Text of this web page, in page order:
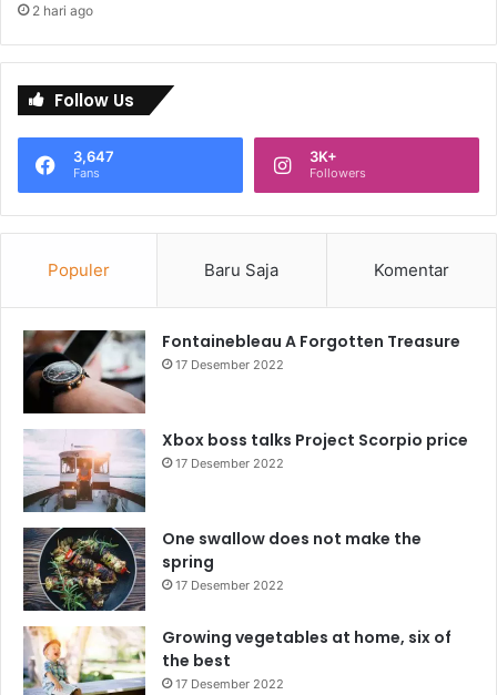
2 hari ago
Follow Us
3,647
Fans
3K+
Followers
Populer Baru Saja Komentar
Fontainebleau A Forgotten Treasure
17 Desember 2022
Xbox boss talks Project Scorpio price
17 Desember 2022
One swallow does not make the
spring
17 Desember 2022
Growing vegetables at home, six of
the best
17 Desember 2022